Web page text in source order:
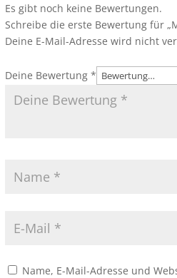
Es gibt noch keine Bewertungen.
Schreibe die erste Bewertung für
Deine E-Mail-Adresse wird nicht
Deine Bewertung*
Name, E-Mail-Adresse und